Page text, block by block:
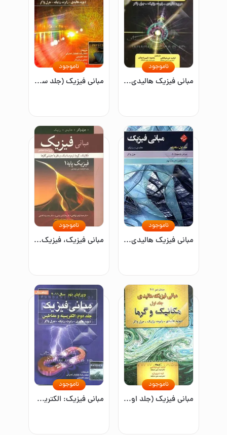
مبانی فیزیک هالیدی: مکانیک و گرما/جلد اول
ناموجود
مبانی فیزیک (جلد سوم): شاره‌ها، موج‌ها، مبانی نور و فیزیک جدید(جلد سوم)
ناموجود
مبانی فیزیک هالیدی: مکانیک(جلد اول)
ناموجود
مبانی فیزیک، فیزیک پایه: مکانیک، گرما، ترمودینامیک، و نظریه جنبشی گازها برای دانشجویان فنی و مهندسی
ناموجود
مبانی فیزیک (جلد اول): مکانیک و گرما
ناموجود
مبانی فیزیک: الکتریسیته و مغناطیس(جلد دوم)
ناموجود